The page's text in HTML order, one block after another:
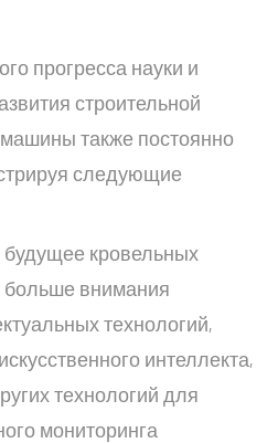
прогресса науки и
строительной
также постоянно
следующие
будущее кровельных
больше внимания
технологий,
интеллекта,
технологий для
мониторинга